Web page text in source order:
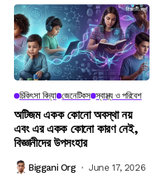
চিকিৎসা বিদ্যা জেনেটিকস স্বাস্থ্য ও পরিবেশ
অটিজম একক কোনো অবস্থা নয়
এবং এর একক কোনো কারণ নেই,
বিজ্ঞানীদের উপসংহার
Biggani Org June 17, 2026